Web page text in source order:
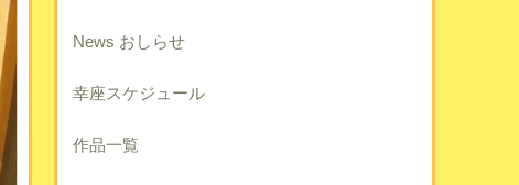
News おしらせ
幸座スケジュール
作品一覧